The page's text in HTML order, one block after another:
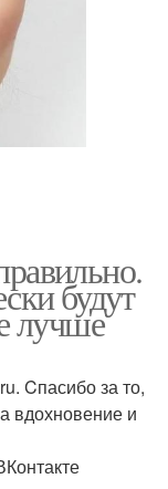
будут
лучше
Cпасибо за то,
вдохновение и